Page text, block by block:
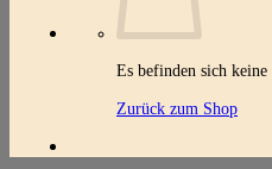
Es befinden sich
Zurück zum Shop